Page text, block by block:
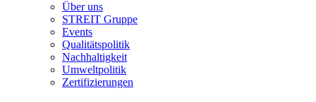
Über uns
STREIT Gruppe
Events
Qualitätspolitik
Nachhaltigkeit
Umweltpolitik
Zertifizierungen